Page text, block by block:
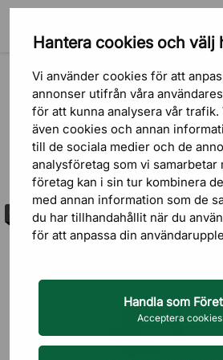
Hantera cookies och välj
Vi använder cookies för att
annonser utifrån våra
för att kunna analysera vår
även cookies och annan
till de sociala medier och de
analysföretag som vi samarbetar
företag kan i sin tur kombinera
med annan information som de
du har tillhandahållit när du
för att anpassa din
Handla som
Acceptera cookies
Outlet
FILTRERA
Outlet